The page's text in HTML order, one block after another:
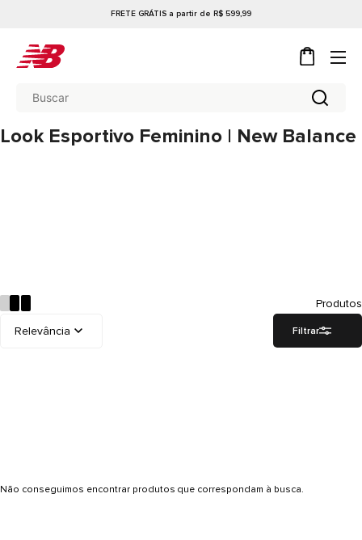
FRETE GRÁTIS a partir de R$ 599,99
Look Esportivo Feminino | New Balance
Produtos
Filtrar
Não conseguimos encontrar produtos que correspondam à busca.